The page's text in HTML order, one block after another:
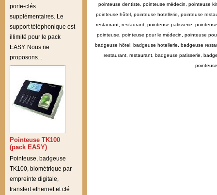
porte-clés
supplémentaires. Le
support téléphonique est
illimité pour le pack
EASY. Nous ne
proposons...
Pointeuse TK100
(pack EASY)
Pointeuse, badgeuse
TK100, biométrique par
empreinte digitale,
transfert ethernet et clé
pointeuse dentiste, pointeuse médecin, pointeuse
pointeuse hôtel, pointeuse hotellerie, pointeuse
restaurant, restaurant, pointeuse patisserie,
pointeuse, pointeuse pour le médecin, pointeuse
badgeuse hôtel, badgeuse hotellerie, badgeuse
restaurant, restaurant, badgeuse patisserie,